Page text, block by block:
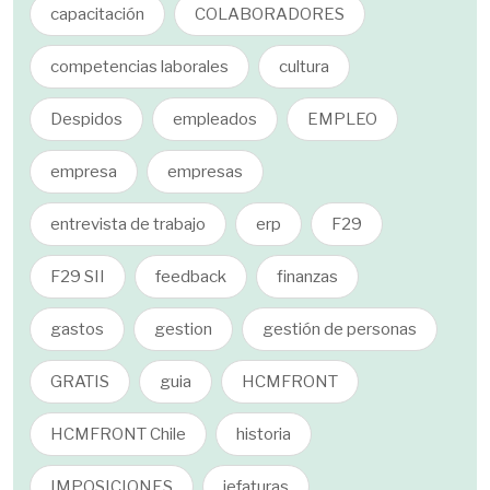
capacitación COLABORADORES
competencias laborales cultura
Despidos empleados EMPLEO
empresa empresas
entrevista de trabajo erp F29
F29 SII feedback finanzas
gastos gestion gestión de personas
GRATIS guia HCMFRONT
HCMFRONT Chile historia